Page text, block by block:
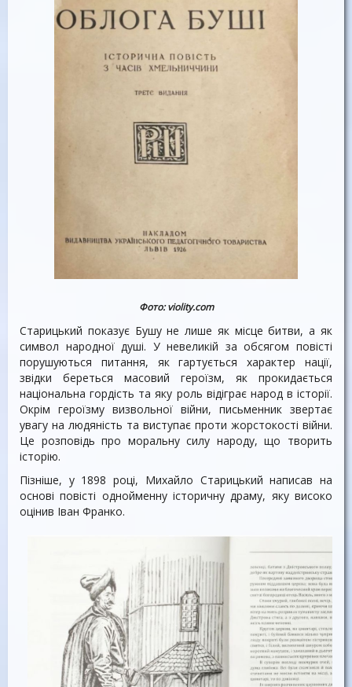
Фото: violity.com
Старицький показує Бушу не лише як місце битви, а як
символ народної душі. У невеликій за обсягом повісті
порушуються питання, як гартується характер нації,
звідки береться масовий героїзм, як прокидається
національна гордість та яку роль відіграє народ в історії.
Окрім героїзму визвольної війни, письменник звертає
увагу на людяність та виступає проти жорстокості війни.
Це розповідь про моральну силу народу, що творить
історію.
Пізніше, у 1898 році, Михайло Старицький написав на
основі повісті однойменну історичну драму, яку високо
оцінив Іван Франко.